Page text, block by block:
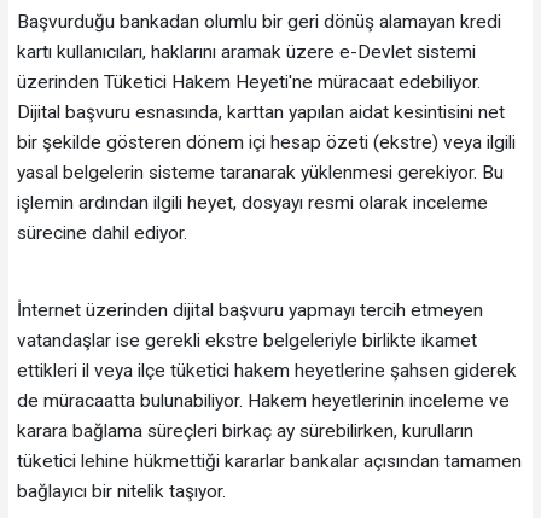
Başvurduğu bankadan olumlu bir geri dönüş alamayan kredi
kartı kullanıcıları, haklarını aramak üzere e-Devlet sistemi
üzerinden Tüketici Hakem Heyeti'ne müracaat edebiliyor.
Dijital başvuru esnasında, karttan yapılan aidat kesintisini net
bir şekilde gösteren dönem içi hesap özeti (ekstre) veya ilgili
yasal belgelerin sisteme taranarak yüklenmesi gerekiyor. Bu
işlemin ardından ilgili heyet, dosyayı resmi olarak inceleme
sürecine dahil ediyor.
İnternet üzerinden dijital başvuru yapmayı tercih etmeyen
vatandaşlar ise gerekli ekstre belgeleriyle birlikte ikamet
ettikleri il veya ilçe tüketici hakem heyetlerine şahsen giderek
de müracaatta bulunabiliyor. Hakem heyetlerinin inceleme ve
karara bağlama süreçleri birkaç ay sürebilirken, kurulların
tüketici lehine hükmettiği kararlar bankalar açısından tamamen
bağlayıcı bir nitelik taşıyor.